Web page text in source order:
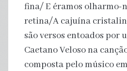
fina/ E éramos olharmo-
retina/A cajuína
são versos entoados por
Caetano Veloso na
composta pelo músico